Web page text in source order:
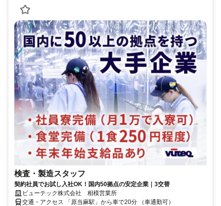
検査・製造スタッフ
契約社員でお試し入社OK！国内50拠点の安定企業｜3交替
ビューテック株式会社 相模営業所
交通・アクセス 「原当麻駅」から車で20分 （車通勤可）